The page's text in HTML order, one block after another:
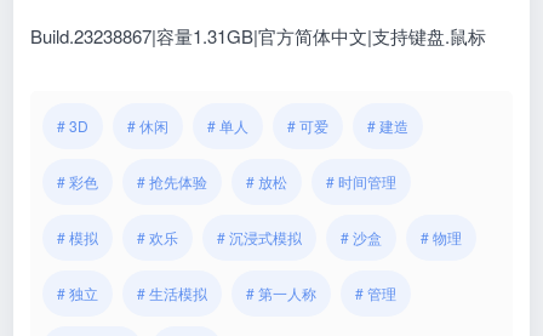
Build.23238867|容量1.31GB|官方简体中文|支持键盘.鼠标
# 3D # 休闲 # 单人 # 可爱 # 建造
# 彩色 # 抢先体验 # 放松 # 时间管理
# 模拟 # 欢乐 # 沉浸式模拟 # 沙盒 # 物理
# 独立 # 生活模拟 # 第一人称 # 管理